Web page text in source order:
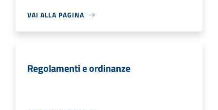
VAI ALLA PAGINA
Regolamenti e ordinanze